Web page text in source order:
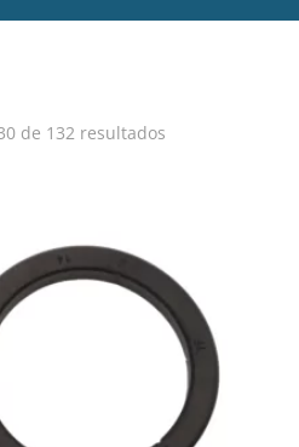
de 132 resultados